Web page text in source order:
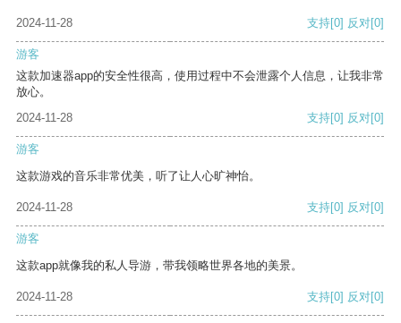
2024-11-28 支持[0] 反对[0]
游客
这款加速器app的安全性很高，使用过程中不会泄露个人信息，让我非常
放心。
2024-11-28
支持[0] 反对[0]
游客
这款游戏的音乐非常优美，听了让人心旷神怡。
2024-11-28 支持[0] 反对[0]
游客
这款app就像我的私人导游，带我领略世界各地的美景。
2024-11-28 支持[0] 反对[0]